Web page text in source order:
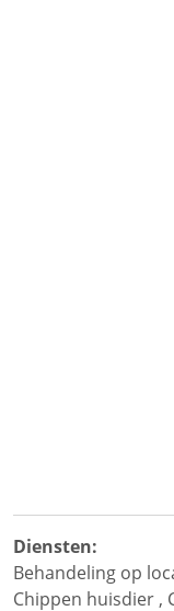
Diensten:
Behandeling op
Chippen huisdier ,